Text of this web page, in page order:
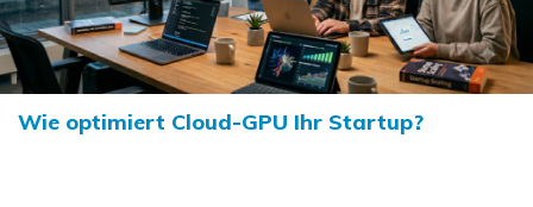
Wie optimiert Cloud-GPU Ihr Startup?